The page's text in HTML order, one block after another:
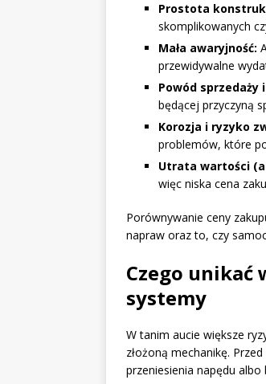
Prostota
skomplikowanych
Mała awaryjność:
przewidywalne
Powód
będącej przyczyną
Korozja i ryzyko
problemów, które
Utrata wartości
więc niska cena
Porównywanie ceny
napraw oraz to, czy
Czego unikać
systemy
W tanim aucie większe
złożoną mechanikę.
przeniesienia napędu albo